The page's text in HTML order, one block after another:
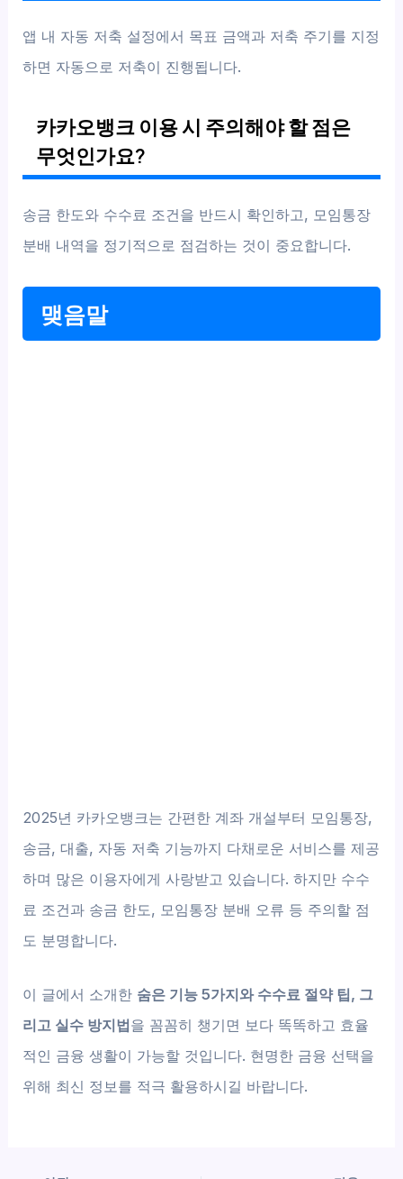
앱 내 자동 저축 설정에서 목표 금액과 저축 주기를 지정
하면 자동으로 저축이 진행됩니다.
카카오뱅크 이용 시 주의해야 할 점은
무엇인가요?
송금 한도와 수수료 조건을 반드시 확인하고, 모임통장
분배 내역을 정기적으로 점검하는 것이 중요합니다.
맺음말
2025년 카카오뱅크는 간편한 계좌 개설부터 모임통장,
송금, 대출, 자동 저축 기능까지 다채로운 서비스를 제공
하며 많은 이용자에게 사랑받고 있습니다. 하지만 수수
료 조건과 송금 한도, 모임통장 분배 오류 등 주의할 점
도 분명합니다.
이 글에서 소개한 숨은 기능 5가지와 수수료 절약 팁, 그
리고 실수 방지법을 꼼꼼히 챙기면 보다 똑똑하고 효율
적인 금융 생활이 가능할 것입니다. 현명한 금융 선택을
위해 최신 정보를 적극 활용하시길 바랍니다.